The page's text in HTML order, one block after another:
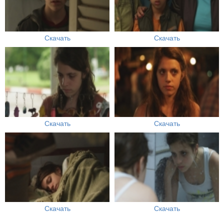
Скачать Скачать
Скачать Скачать
Скачать Скачать